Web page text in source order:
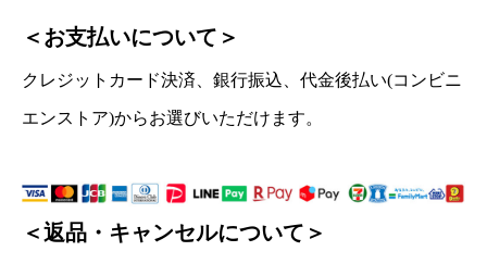
＜お支払いについて＞
クレジットカード決済、銀行振込、代金後払い(コンビニ
エンストア)からお選びいただけます。
＜返品・キャンセルについて＞